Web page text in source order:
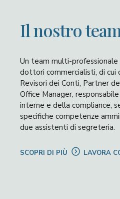
Il nostro
Un team multi-
dottori commercialisti, di cui
Revisori dei Conti, Partner
Office Manager,
interne e della compliance,
specifiche competenze
due assistenti di segreteria.
SCOPRI DI PIÙ LAVORA